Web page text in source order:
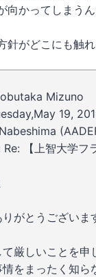
向かってしまう
針がどこにも触
Mizuno
19,
【上智大学フ
がとうございま
厳しいことを申
をまったく知ら